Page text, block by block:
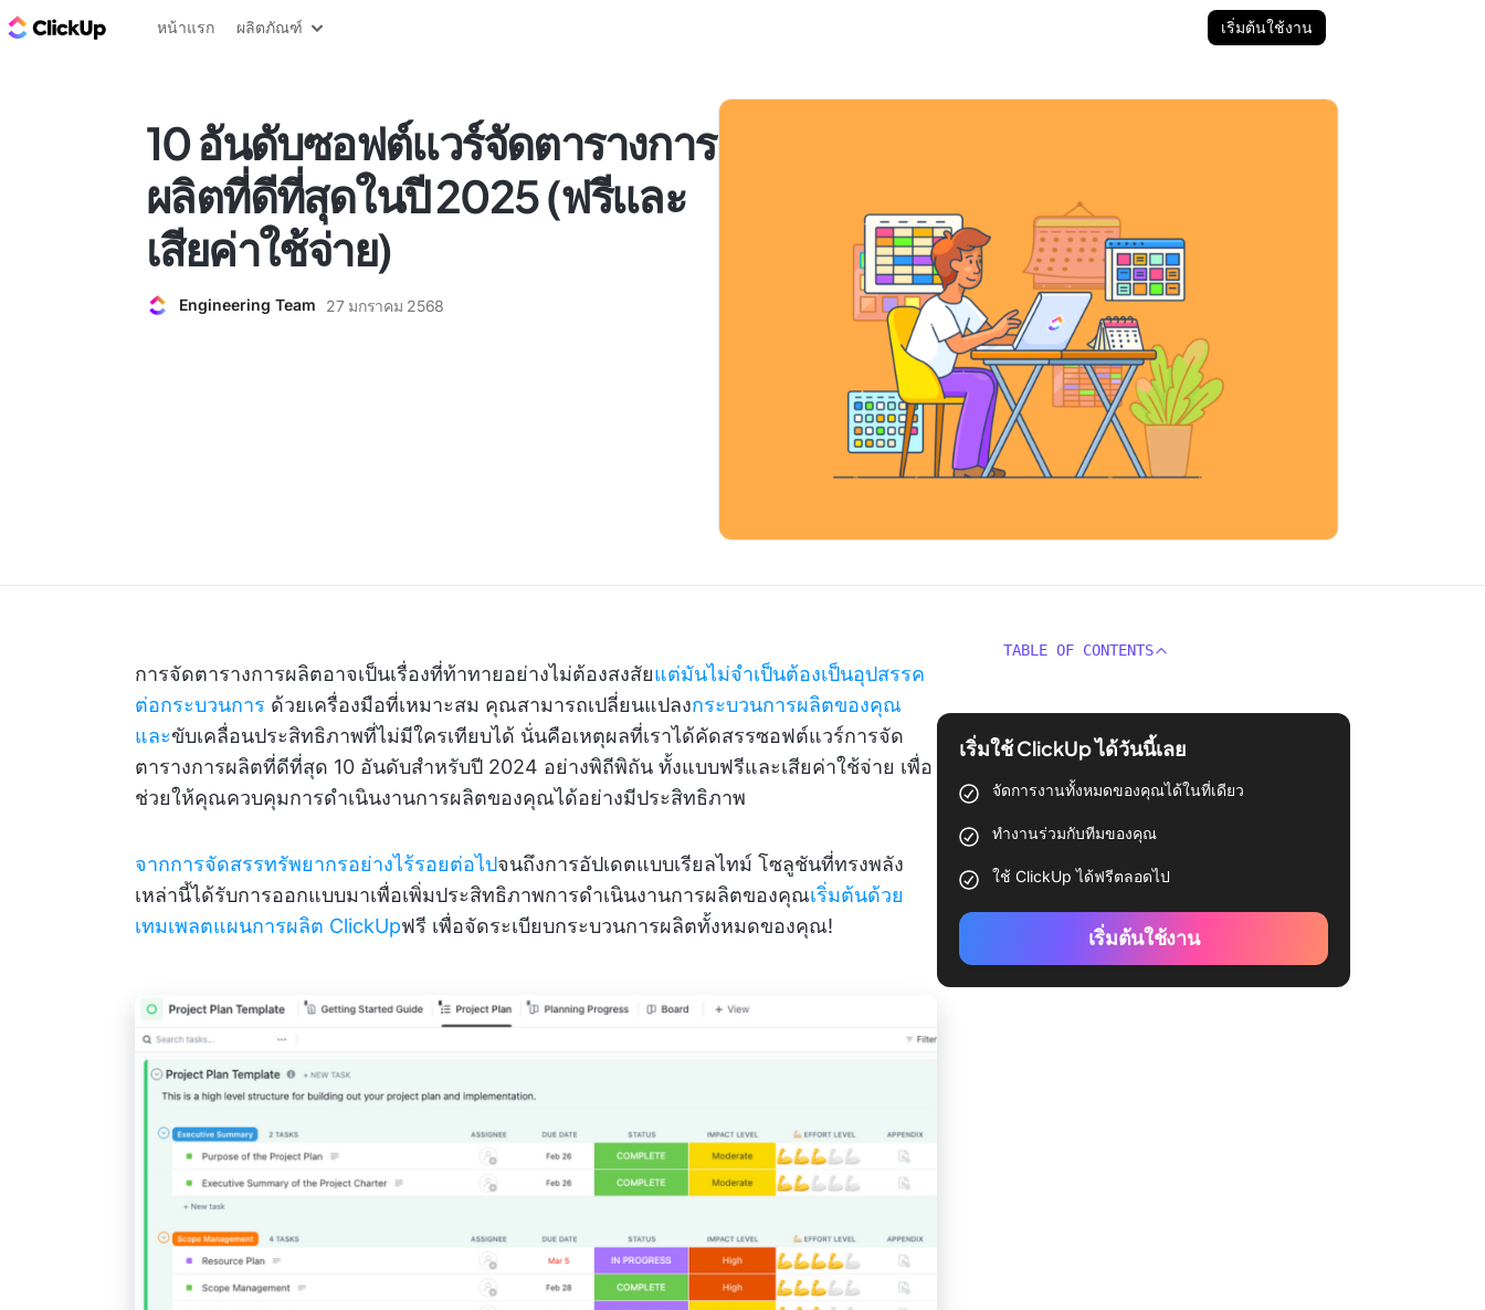
บล็อก ClickUp
หน้าแรก ผลิตภัณฑ์ เริ่มต้นใช้งาน
10 อันดับซอฟต์แวร์จัดตารางการ
ผลิตที่ดีที่สุดในปี 2025 (ฟรีและ
เสียค่าใช้จ่าย)
Engineering Team 27 มกราคม 2568
การจัดตารางการผลิตอาจเป็นเรื่องที่ท้าทายอย่างไม่ต้องสงสัยแต่มันไม่จำเป็นต้องเป็นอุปสรรค
ต่อกระบวนการ ด้วยเครื่องมือที่เหมาะสม คุณสามารถเปลี่ยนแปลงกระบวนการผลิตของคุณ
และขับเคลื่อนประสิทธิภาพที่ไม่มีใครเทียบได้ นั่นคือเหตุผลที่เราได้คัดสรรซอฟต์แวร์การจัด
ตารางการผลิตที่ดีที่สุด 10 อันดับสำหรับปี 2024 อย่างพิถีพิถัน ทั้งแบบฟรีและเสียค่าใช้จ่าย เพื่อ
ช่วยให้คุณควบคุมการดำเนินงานการผลิตของคุณได้อย่างมีประสิทธิภาพ
จากการจัดสรรทรัพยากรอย่างไร้รอยต่อไปจนถึงการอัปเดตแบบเรียลไทม์ โซลูชันที่ทรงพลัง
เหล่านี้ได้รับการออกแบบมาเพื่อเพิ่มประสิทธิภาพการดำเนินงานการผลิตของคุณเริ่มต้นด้วย
เทมเพลตแผนการผลิต ClickUpฟรี เพื่อจัดระเบียบกระบวนการผลิตทั้งหมดของคุณ!
TABLE OF CONTENTS
เริ่มใช้ ClickUp ได้วันนี้เลย
จัดการงานทั้งหมดของคุณได้ในที่เดียว
ทำงานร่วมกับทีมของคุณ
ใช้ ClickUp ได้ฟรีตลอดไป
เริ่มต้นใช้งาน